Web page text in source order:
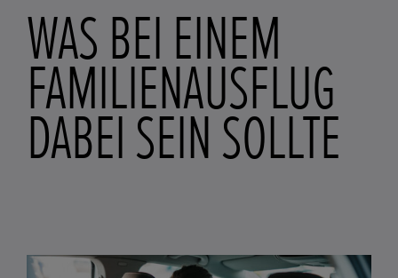
WAS BEI EINEM
FAMILIENAUSFLUG
DABEI SEIN SOLLTE